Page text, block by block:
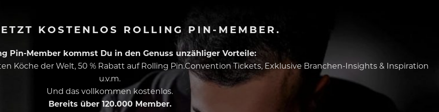
KOSTENLOS ROLLING PIN-MEMBER.
Pin-Member kommst Du in den Genuss unzähliger Vorteile:
Köche der Welt, 50 % Rabatt auf Rolling Pin.Convention Tickets, Exklusive Branchen-Insights & Inspiration
u.v.m.
Und das vollkommen kostenlos.
Bereits über 120.000 Member.